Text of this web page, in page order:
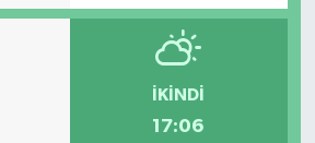
İKINDI
17:06